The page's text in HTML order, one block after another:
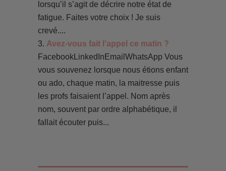
lorsqu’il s’agit de décrire notre état de
fatigue. Faites votre choix ! Je suis
crevé....
Avez-vous fait l’appel ce matin ?
FacebookLinkedInEmailWhatsApp Vous
vous souvenez lorsque nous étions enfant
ou ado, chaque matin, la maitresse puis
les profs faisaient l’appel. Nom après
nom, souvent par ordre alphabétique, il
fallait écouter puis...